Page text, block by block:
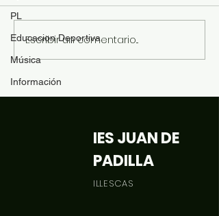
PL
Educacion Deportiva
Música
Información
Revista "El Comunero"
nº31-2026
Escribir un comentario...
IES JUAN DE
PADILLA
ILLESCAS